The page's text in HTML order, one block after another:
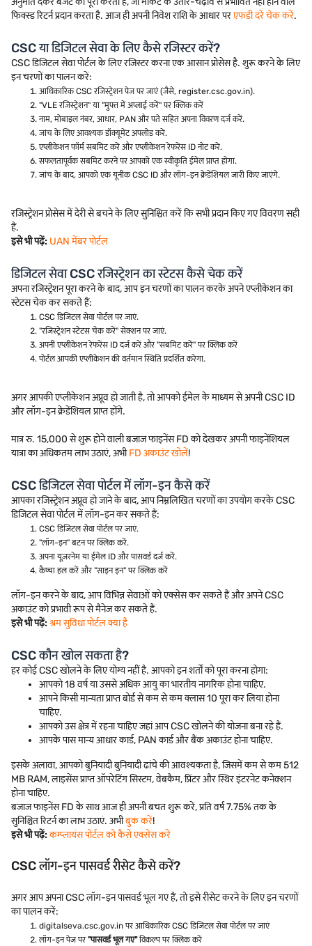
फिक्स्ड रिटर्न प्रदान करता है. आज ही अपनी निवेश राशि के आधार परएफडी दरें चेक करें.
CSC या डिजिटल सेवा के लिए कैसे रजिस्टर करें?
CSC डिजिटल सेवा पोर्टल के लिए रजिस्टर करना एक आसान प्रोसेस है. शुरू करने के लिए
इन चरणों का पालन करें:
आधिकारिक CSC रजिस्ट्रेशन पेज पर जाएं (जैसे, register.csc.gov.in).
"VLE रजिस्ट्रेशन" या "मुफ्त में अप्लाई करें" पर क्लिक करें
नाम, मोबाइल नंबर, आधार, PAN और पते सहित अपना विवरण दर्ज करें.
जांच के लिए आवश्यक डॉक्यूमेंट अपलोड करें.
एप्लीकेशन फॉर्म सबमिट करें और एप्लीकेशन रेफरेंस ID नोट करें.
सफलतापूर्वक सबमिट करने पर आपको एक स्वीकृति ईमेल प्राप्त होगा.
जांच के बाद, आपको एक यूनीक CSC ID और लॉग-इन क्रेडेंशियल जारी किए जाएंगे.
रजिस्ट्रेशन प्रोसेस में देरी से बचने के लिए सुनिश्चित करें कि सभी प्रदान किए गए विवरण सही
हैं.
इसे भी पढ़ें: UAN मेंबर पोर्टल
डिजिटल सेवा CSC रजिस्ट्रेशन का स्टेटस कैसे चेक करें
अपना रजिस्ट्रेशन पूरा करने के बाद, आप इन चरणों का पालन करके अपने एप्लीकेशन का
स्टेटस चेक कर सकते हैं:
CSC डिजिटल सेवा पोर्टल पर जाएं.
"रजिस्ट्रेशन स्टेटस चेक करें" सेक्शन पर जाएं.
अपनी एप्लीकेशन रेफरेंस ID दर्ज करें और "सबमिट करें" पर क्लिक करें
पोर्टल आपकी एप्लीकेशन की वर्तमान स्थिति प्रदर्शित करेगा.
अगर आपकी एप्लीकेशन अप्रूव हो जाती है, तो आपको ईमेल के माध्यम से अपनी CSC ID
और लॉग-इन क्रेडेंशियल प्राप्त होंगे.
मात्र रु. 15,000 से शुरू होने वाली बजाज फाइनेंस FD को देखकर अपनी फाइनेंशियल
यात्रा का अधिकतम लाभ उठाएं, अभीFD अकाउंट खोलें!
CSC डिजिटल सेवा पोर्टल में लॉग-इन कैसे करें
आपका रजिस्ट्रेशन अप्रूव हो जाने के बाद, आप निम्नलिखित चरणों का उपयोग करके CSC
डिजिटल सेवा पोर्टल में लॉग-इन कर सकते हैं:
CSC डिजिटल सेवा पोर्टल पर जाएं.
"लॉग-इन" बटन पर क्लिक करें.
अपना यूज़रनेम या ईमेल ID और पासवर्ड दर्ज करें.
कैप्चा हल करें और "साइन इन" पर क्लिक करें
लॉग-इन करने के बाद, आप विभिन्न सेवाओं को एक्सेस कर सकते हैं और अपने CSC
अकाउंट को प्रभावी रूप से मैनेज कर सकते हैं.
इसे भी पढ़ें:श्रम सुविधा पोर्टल क्या है
CSC कौन खोल सकता है?
हर कोई CSC खोलने के लिए योग्य नहीं है. आपको इन शर्तों को पूरा करना होगा:
आपको 18 वर्ष या उससे अधिक आयु का भारतीय नागरिक होना चाहिए.
आपने किसी मान्यता प्राप्त बोर्ड से कम से कम क्लास 10 पूरा कर लिया होना
चाहिए.
आपको उस क्षेत्र में रहना चाहिए जहां आप CSC खोलने की योजना बना रहे हैं.
आपके पास मान्य आधार कार्ड, PAN कार्ड और बैंक अकाउंट होना चाहिए.
इसके अलावा, आपको बुनियादी बुनियादी ढांचे की आवश्यकता है, जिसमें कम से कम 512
MB RAM, लाइसेंस प्राप्त ऑपरेटिंग सिस्टम, वेबकैम, प्रिंटर और स्थिर इंटरनेट कनेक्शन
होना चाहिए.
बजाज फाइनेंस FD के साथ आज ही अपनी बचत शुरू करें, प्रति वर्ष 7.75% तक के
सुनिश्चित रिटर्न का लाभ उठाएं. अभीबुक करें!
इसे भी पढ़ें:कम्प्लायंस पोर्टल को कैसे एक्सेस करें
CSC लॉग-इन पासवर्ड रीसेट कैसे करें?
अगर आप अपना CSC लॉग-इन पासवर्ड भूल गए हैं, तो इसे रीसेट करने के लिए इन चरणों
का पालन करें:
digitalseva.csc.gov.in पर आधिकारिक CSC डिजिटल सेवा पोर्टल पर जाएं
लॉग-इन पेज पर "पासवर्ड भूल गए"विकल्प पर क्लिक करें